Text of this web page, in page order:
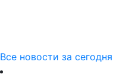
Все новости за сегодня